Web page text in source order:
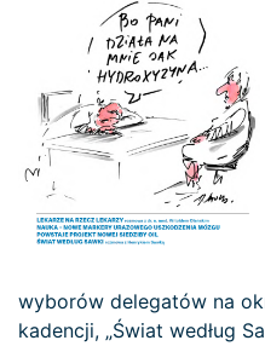
wyborów delegatów na
kadencji, „Świat według